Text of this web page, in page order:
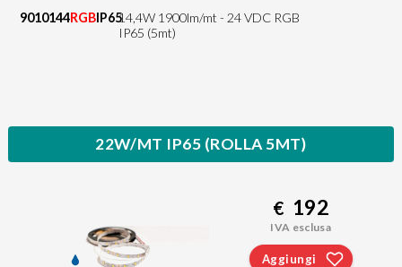
9010144RGBIP6514,4W 1900lm/mt - 24 VDC RGB
IP65 (5mt)
22W/MT IP65 (ROLLA 5MT)
€ 192
IVA esclusa
Aggiungi